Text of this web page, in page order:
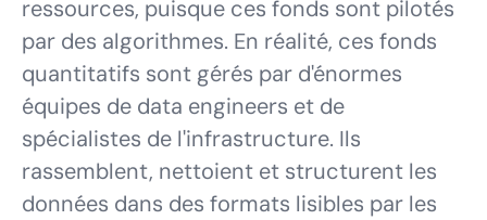
ressources, puisque ces fonds sont pilotés
par des algorithmes. En réalité, ces fonds
quantitatifs sont gérés par d'énormes
équipes de data engineers et de
spécialistes de l'infrastructure. Ils
rassemblent, nettoient et structurent les
données dans des formats lisibles par les